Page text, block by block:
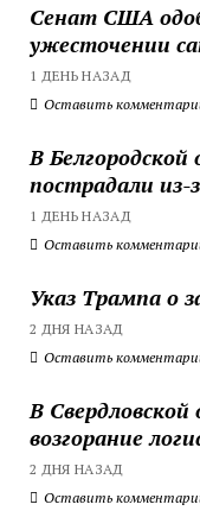
Сенат США
ужесточении
1 ДЕНЬ НАЗАД
Оставить
В Белгородской
пострадали
1 ДЕНЬ НАЗАД
Оставить
Указ Трампа о
2 ДНЯ НАЗАД
Оставить
В
возгорание
2 ДНЯ НАЗАД
Оставить